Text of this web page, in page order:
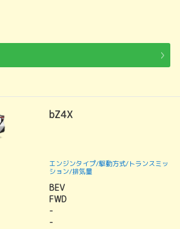
bZ4X
エンジンタイプ/駆動方式/トランスミッ
ション/排気量
BEV
FWD
-
-